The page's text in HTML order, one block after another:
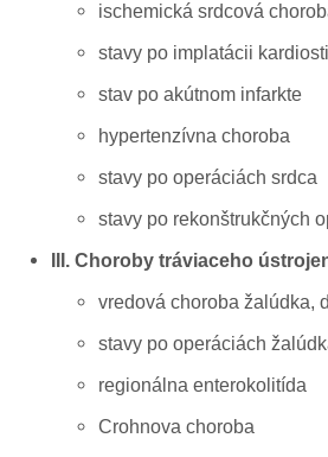
ischemická srdcová
stavy po implatácii
stav po akútnom infarkte
hypertenzívna choroba
stavy po operáciách srdca
stavy po rekonštrukčných
III. Choroby tráviaceho
vredová choroba žalúdka,
stavy po operáciách
regionálna enterokolitída
Crohnova choroba